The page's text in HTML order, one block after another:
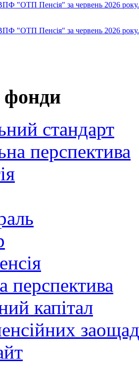
ВПФ "ОТП Пенсія" за червень 2026 року.
ВПФ "ОТП Пенсія" за червень 2026 року.
фонди
стандарт
перспектива
перспектива
капітал